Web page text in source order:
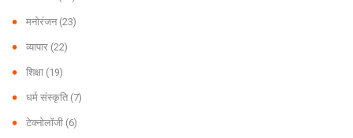
मनोरंजन (23)
व्यापार (22)
शिक्षा (19)
धर्म संस्कृति (7)
टेक्नोलॉजी (6)